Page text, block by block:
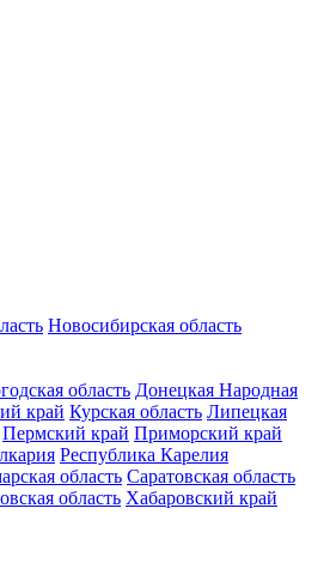
Новосибирская область
область Донецкая Народная
край Курская область Липецкая
Пермский край Приморский край
Республика Карелия
область Саратовская область
область Хабаровский край